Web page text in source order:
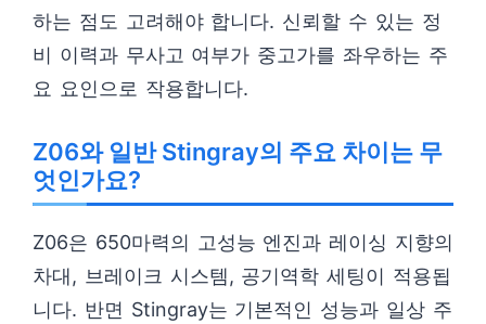
하는 점도 고려해야 합니다. 신뢰할 수 있는 정
비 이력과 무사고 여부가 중고가를 좌우하는 주
요 요인으로 작용합니다.
Z06와 일반 Stingray의 주요 차이는 무
엇인가요?
Z06은 650마력의 고성능 엔진과 레이싱 지향의
차대, 브레이크 시스템, 공기역학 세팅이 적용됩
니다. 반면 Stingray는 기본적인 성능과 일상 주